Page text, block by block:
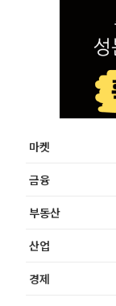
마켓
금융
부동산
산업
경제